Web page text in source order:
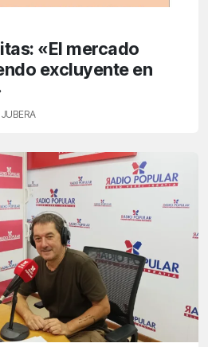
«El mercado
excluyente en